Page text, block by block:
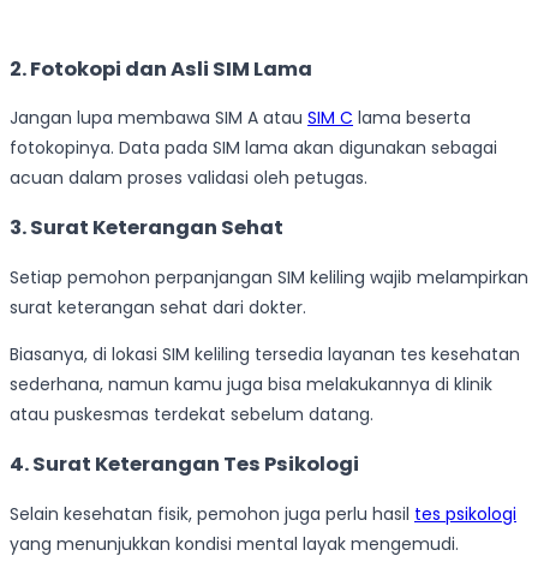
2. Fotokopi dan Asli SIM Lama
Jangan lupa membawa SIM A atau SIM C lama beserta
fotokopinya. Data pada SIM lama akan digunakan sebagai
acuan dalam proses validasi oleh petugas.
3. Surat Keterangan Sehat
Setiap pemohon perpanjangan SIM keliling wajib melampirkan
surat keterangan sehat dari dokter.
Biasanya, di lokasi SIM keliling tersedia layanan tes kesehatan
sederhana, namun kamu juga bisa melakukannya di klinik
atau puskesmas terdekat sebelum datang.
4. Surat Keterangan Tes Psikologi
Selain kesehatan fisik, pemohon juga perlu hasil tes psikologi
yang menunjukkan kondisi mental layak mengemudi.